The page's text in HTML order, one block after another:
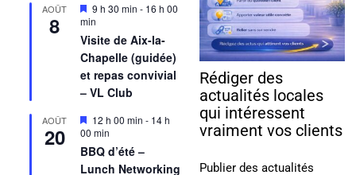
AOÛT
8
Mis
en
avant
9 h 30 min - 16 h 00
min
Visite de Aix-la-
Chapelle (guidée)
et repas convivial
– VL Club
AOÛT
20
Mis
en
avant
12 h 00 min - 14 h
00 min
BBQ d’été –
Lunch Networking
Rédiger des
actualités locales
qui intéressent
vraiment vos clients
Publier des actualités